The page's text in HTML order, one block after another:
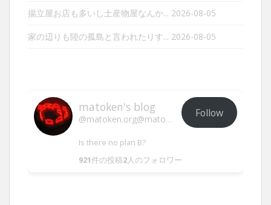
揚立屋お店も多いし土産物屋なんか... 2026-08-05
家の辺りも陸の孤島と言われたりす... 2026-08-05
matoken's blog
@matoken.org@matoken.org
Follow
Is there no plan B?
921件の投稿2人のフォロワー